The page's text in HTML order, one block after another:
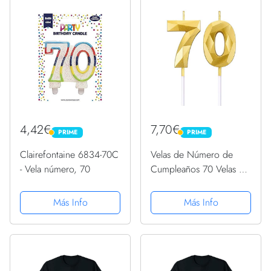
Aniversarios, Bodas,
Fiestas,...
4,42€ PRIME
PRIME
Clairefontaine 6834-70C
- Vela número, 70
Más Info
7,70€ PRIME
PRIME
Velas de Número de
Cumpleaños 70 Velas de
Diamante 3D Topper
Decoración de Torta de
Número 70 para
Bodas...
Más Info